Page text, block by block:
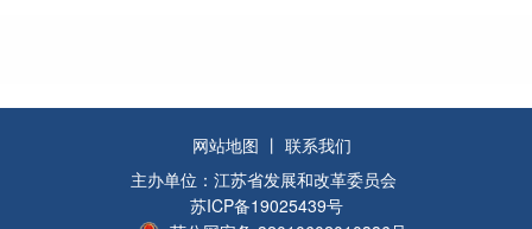
网站地图 丨 联系我们
主办单位：江苏省发展和改革委员会
苏ICP备19025439号